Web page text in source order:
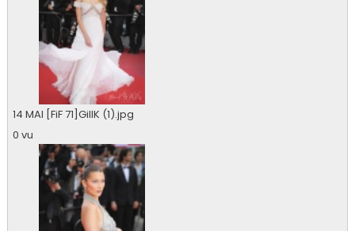
14 MAI [FiF 71]GillK (1).jpg
0 vu